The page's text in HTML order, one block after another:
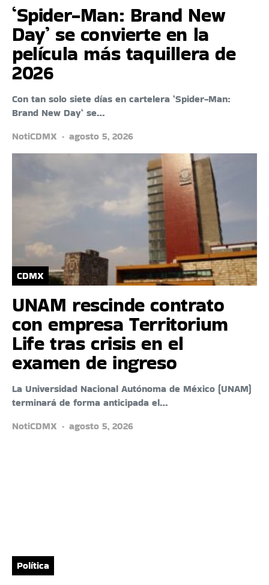
‘Spider-Man: Brand New
Day’ se convierte en la
película más taquillera de
2026
Con tan solo siete días en cartelera ‘Spider-Man:
Brand New Day‘ se…
NotiCDMX
agosto 5, 2026
CDMX
UNAM rescinde contrato
con empresa Territorium
Life tras crisis en el
examen de ingreso
La Universidad Nacional Autónoma de México (UNAM)
terminará de forma anticipada el…
NotiCDMX
agosto 5, 2026
Política